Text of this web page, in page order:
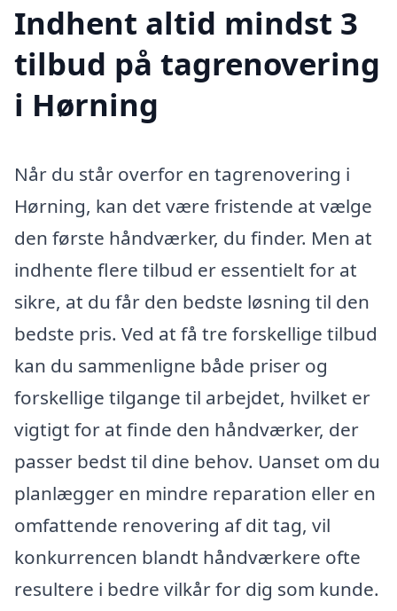
Indhent altid mindst 3
tilbud på tagrenovering
i Hørning
Når du står overfor en tagrenovering i
Hørning, kan det være fristende at vælge
den første håndværker, du finder. Men at
indhente flere tilbud er essentielt for at
sikre, at du får den bedste løsning til den
bedste pris. Ved at få tre forskellige tilbud
kan du sammenligne både priser og
forskellige tilgange til arbejdet, hvilket er
vigtigt for at finde den håndværker, der
passer bedst til dine behov. Uanset om du
planlægger en mindre reparation eller en
omfattende renovering af dit tag, vil
konkurrencen blandt håndværkere ofte
resultere i bedre vilkår for dig som kunde.